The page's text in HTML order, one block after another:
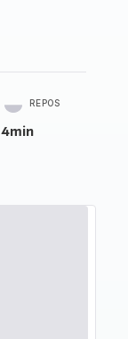
REPOS
4min